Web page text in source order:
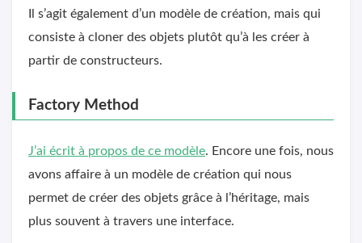
Il s’agit également d’un modèle de création, mais qui
consiste à cloner des objets plutôt qu’à les créer à
partir de constructeurs.
Factory Method
J’ai écrit à propos de ce modèle. Encore une fois, nous
avons affaire à un modèle de création qui nous
permet de créer des objets grâce à l’héritage, mais
plus souvent à travers une interface.